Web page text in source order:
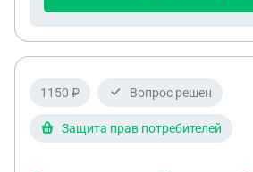
1150 ₽ Вопрос решен
Защита прав потребителей